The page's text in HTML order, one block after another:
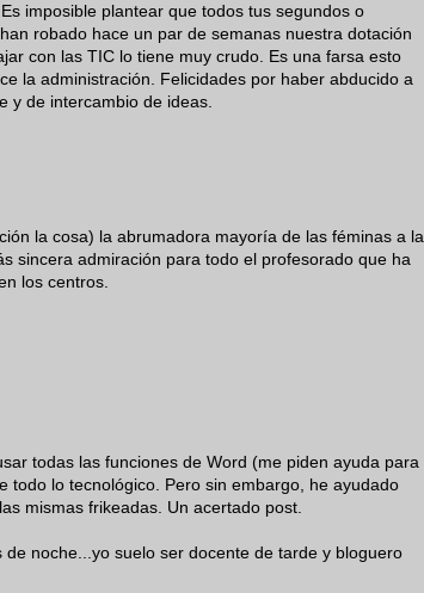
imposible plantear que todos tus segundos o
robado hace un par de semanas nuestra dotación
con las TIC lo tiene muy crudo. Es una farsa esto
la administración. Felicidades por haber abducido a
y de intercambio de ideas.
la cosa) la abrumadora mayoría de las féminas a la
sincera admiración para todo el profesorado que ha
los centros.
todas las funciones de Word (me piden ayuda para
todo lo tecnológico. Pero sin embargo, he ayudado
mismas frikeadas. Un acertado post.
noche...yo suelo ser docente de tarde y bloguero